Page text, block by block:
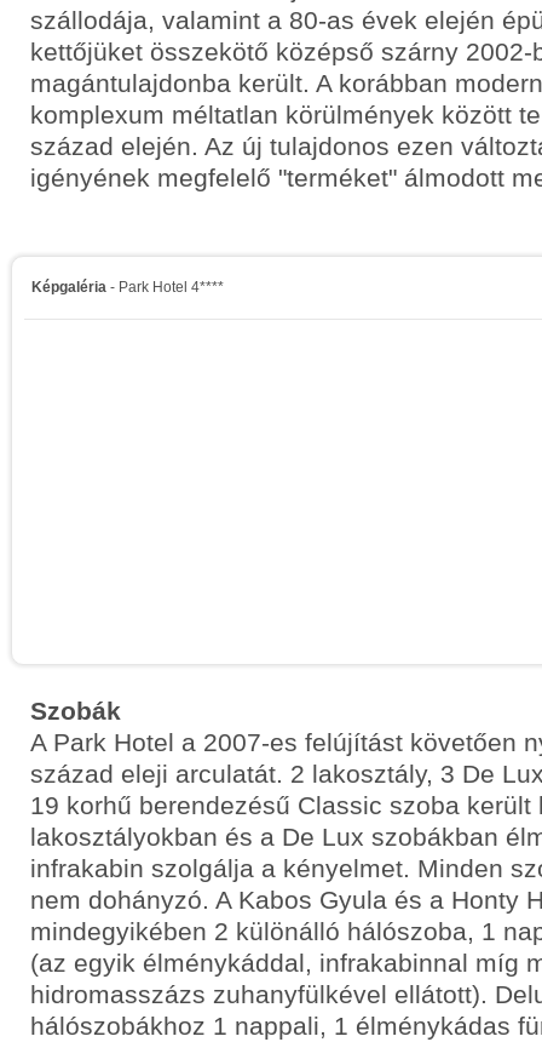
szállodája, valamint a 80-as évek elején
kettőjüket összekötő középső szárny 2002-
magántulajdonba került. A korábban
komplexum méltatlan körülmények között
század elején. Az új tulajdonos ezen
igényének megfelelő "terméket" álmodott
Képgaléria - Park Hotel 4****
Szobák
A Park Hotel a 2007-es felújítást követően
század eleji arculatát. 2 lakosztály, 3 De
19 korhű berendezésű Classic szoba került
lakosztályokban és a De Lux szobákban
infrakabin szolgálja a kényelmet. Minden
nem dohányzó. A Kabos Gyula és a Honty
mindegyikében 2 különálló hálószoba, 1
(az egyik élménykáddal, infrakabinnal míg
hidromasszázs zuhanyfülkével ellátott).
hálószobákhoz 1 nappali, 1 élménykádas